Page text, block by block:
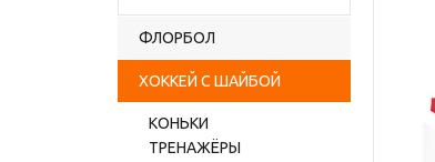
ФЛОРБОЛ
ХОККЕЙ С ШАЙБОЙ
КОНЬКИ
ТРЕНАЖЁРЫ